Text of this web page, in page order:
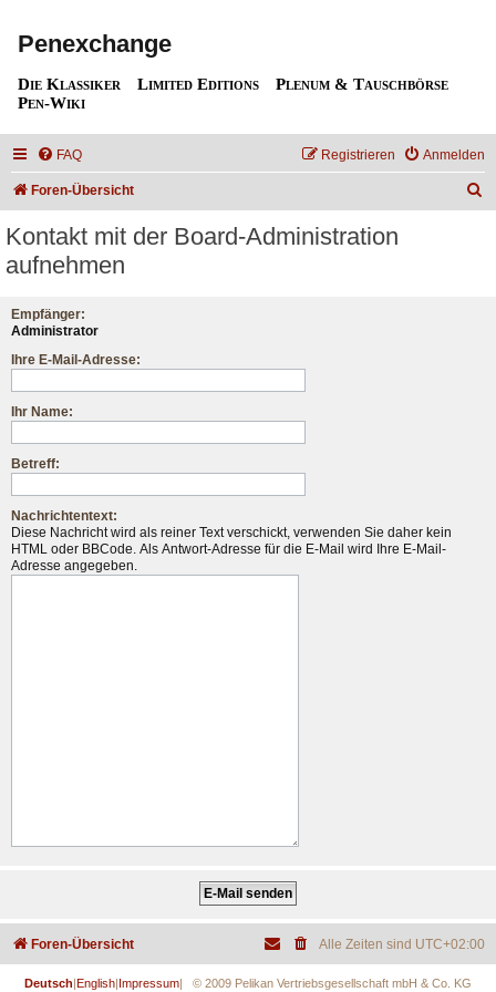
Penexchange
Die Klassiker Limited Editions
Plenum & Tauschbörse
Pen-Wiki
FAQ Anmelden
Registrieren
Foren-Übersicht
Kontakt mit der Board-Administration
aufnehmen
Empfänger:
Administrator
Ihre E-Mail-Adresse:
Ihr Name:
Betreff:
Nachrichtentext:
Diese Nachricht wird als reiner Text verschickt, verwenden Sie daher kein
HTML oder BBCode. Als Antwort-Adresse für die E-Mail wird Ihre E-Mail-
Adresse angegeben.
Foren-Übersicht Alle Zeiten sind UTC+02:00
Deutsch|English|Impressum| © 2009 Pelikan Vertriebsgesellschaft mbH & Co. KG